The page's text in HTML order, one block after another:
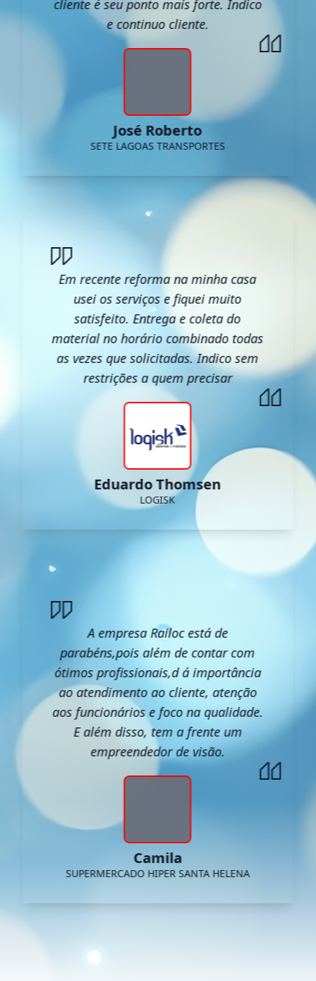
cliente é seu ponto mais forte. Indico
e continuo cliente.
José Roberto
SETE LAGOAS TRANSPORTES
Em recente reforma na minha casa
usei os serviços e fiquei muito
satisfeito. Entrega e coleta do
material no horário combinado todas
as vezes que solicitadas. Indico sem
restrições a quem precisar
Eduardo Thomsen
LOGISK
A empresa Railoc está de
parabéns,pois além de contar com
ótimos profissionais,d á importância
ao atendimento ao cliente, atenção
aos funcionários e foco na qualidade.
E além disso, tem a frente um
empreendedor de visão.
Camila
SUPERMERCADO HIPER SANTA HELENA